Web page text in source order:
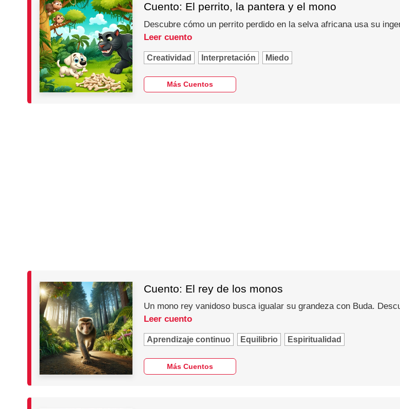
Cuento: El perrito, la pantera y el mono
Descubre cómo un perrito perdido en la selva africana usa su
Leer cuento
Creatividad Interpretación Miedo
Más Cuentos
Cuento: El rey de los monos
Un mono rey vanidoso busca igualar su grandeza con Buda.
Leer cuento
Aprendizaje continuo Equilibrio Espiritualidad
Más Cuentos